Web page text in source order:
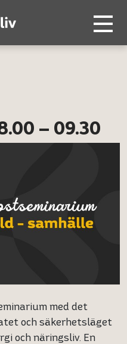
– 09.30
med det
och säkerhetsläget
och näringsliv. En